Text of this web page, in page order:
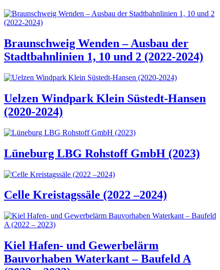
Braunschweig Wenden – Ausbau der
Stadtbahnlinien 1, 10 und 2 (2022-2024)
Uelzen Windpark Klein Süstedt-Hansen
(2020-2024)
Lüneburg LBG Rohstoff GmbH (2023)
Celle Kreistagssäle (2022 –2024)
Kiel Hafen- und Gewerbelärm
Bauvorhaben Waterkant – Baufeld A